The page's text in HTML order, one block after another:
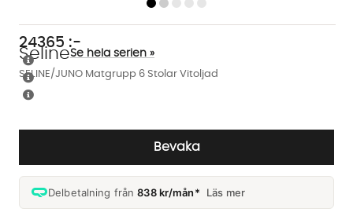
SELINE/JUNO Matgrupp 6 Stolar Vitoljad
SelineSe hela serien »
24365 :-
Bevaka
Delbetalning från838 kr/mån* Läs mer